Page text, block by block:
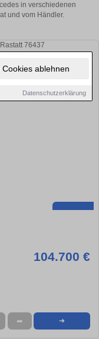
Cookies ablehnen
Datenschutzerklärung
in verschiedenen
und vom Händler.
104.700 €
➦ ➜